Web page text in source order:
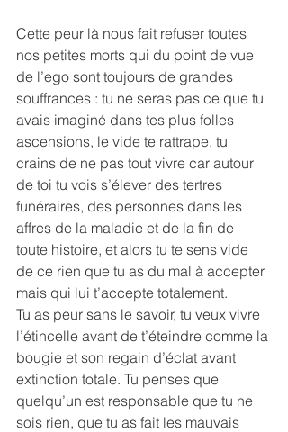
Cette peur là nous fait refuser toutes
nos petites morts qui du point de vue
de l’ego sont toujours de grandes
souffrances : tu ne seras pas ce que tu
avais imaginé dans tes plus folles
ascensions, le vide te rattrape, tu
crains de ne pas tout vivre car autour
de toi tu vois s’élever des tertres
funéraires, des personnes dans les
affres de la maladie et de la fin de
toute histoire, et alors tu te sens vide
de ce rien que tu as du mal à accepter
mais qui lui t’accepte totalement.
Tu as peur sans le savoir, tu veux vivre
l’étincelle avant de t’éteindre comme la
bougie et son regain d’éclat avant
extinction totale. Tu penses que
quelqu’un est responsable que tu ne
sois rien, que tu as fait les mauvais